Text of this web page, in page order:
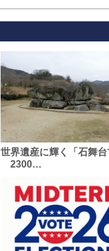
世界遺産に輝く「石舞台
2300…